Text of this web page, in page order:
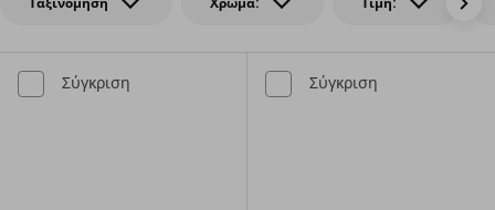
Σύγκριση Σύγκριση